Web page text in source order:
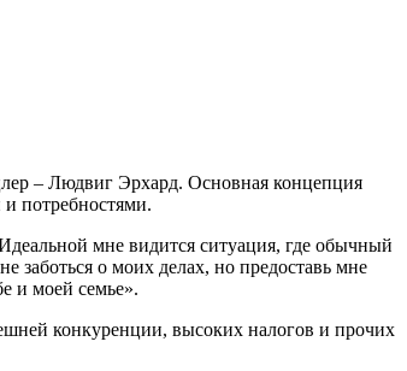
– Людвиг Эрхард. Основная концепция
потребностями.
мне видится ситуация, где обычный
заботься о моих делах, но предоставь мне
и моей семье».
конкуренции, высоких налогов и прочих